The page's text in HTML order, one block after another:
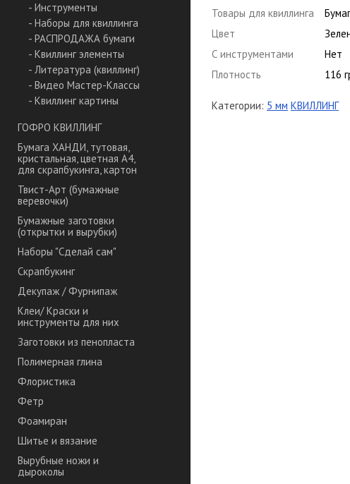
- Инструменты
- Наборы для квиллинга
- РАСПРОДАЖА бумаги
- Квиллинг элементы
- Литература (квиллинг)
- Видео Мастер-Классы
- Квиллинг картины
ГОФРО КВИЛЛИНГ
Бумага ХАНДИ, тутовая,
кристальная, цветная А4,
для скрапбукинга, картон
Твист-Арт (бумажные
веревочки)
Бумажные заготовки
(открытки и вырубки)
Наборы "Сделай сам"
Скрапбукинг
Декупаж / Фурнипаж
Клеи/ Краски и
инструменты для них
Заготовки из пенопласта
Полимерная глина
Флористика
Фетр
Фоамиран
Шитье и вязание
Вырубные ножи и
дыроколы
Товары для квиллинга
Цвет
С инструментами
Нет
Плотность
116
Категории: 5 мм КВИЛЛИНГ